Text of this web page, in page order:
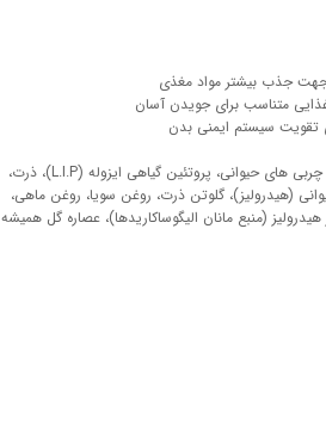
جهت جذب بیشتر مواد مغذی
تقویت سیستم ایمنی بدن
دارای ترکیبات پروتئین مرغ (خشک)، برنج، چربی های حیوانی، پروتئین گیاهی ایزوله (L.I.P)، ذرت،
(هیدرولیز)، گلوتن ذرت، روغن سویا، روغن ماهی،
(منبع مانان الیگوساکاریدها)، عصاره گل همیشه